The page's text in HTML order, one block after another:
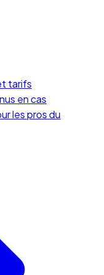
tarifs
en cas
les pros du